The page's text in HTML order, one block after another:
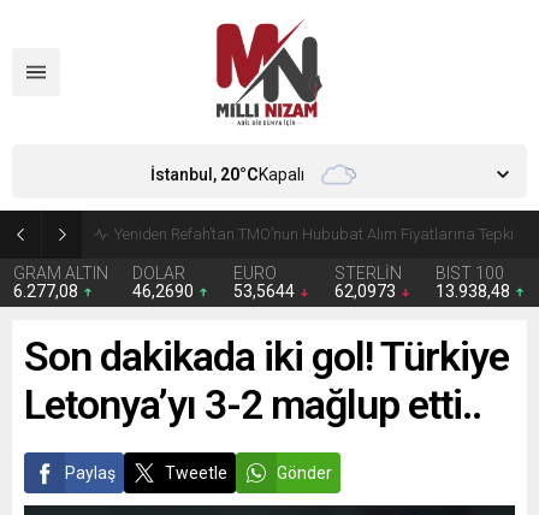
CHP’de Günaydın ve Başarır’ın grup başkanvekilliği düştü
GRAM ALTIN
6.277,08
DOLAR
46,2690
EURO
53,5644
STERLİN
62,0973
BIST 100
13.938,48
İstanbul, 20°CKapalı
Son dakikada iki gol! Türkiye
Letonya’yı 3-2 mağlup etti..
Paylaş Tweetle Gönder